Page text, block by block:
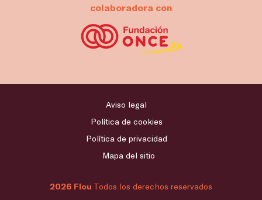
colaboradora con
2026 Flou Todos los derechos reservados
Aviso legal
Política de cookies
Política de privacidad
Mapa del sitio